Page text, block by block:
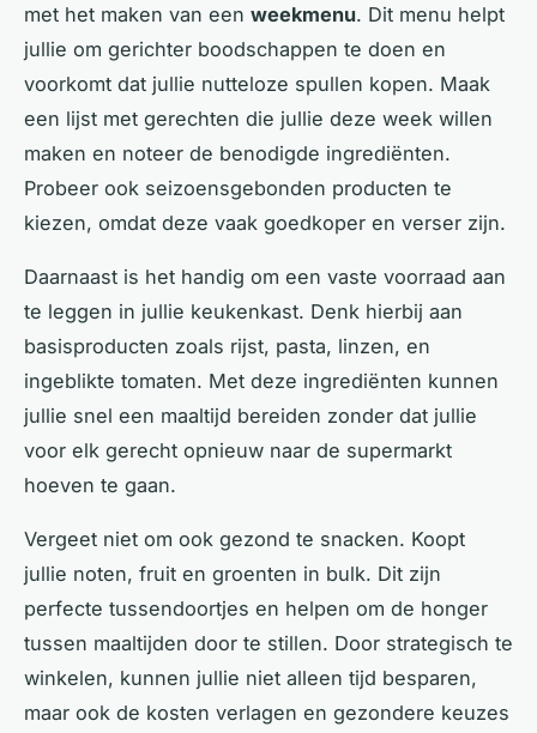
met het maken van een weekmenu. Dit menu helpt
jullie om gerichter boodschappen te doen en
voorkomt dat jullie nutteloze spullen kopen. Maak
een lijst met gerechten die jullie deze week willen
maken en noteer de benodigde ingrediënten.
Probeer ook seizoensgebonden producten te
kiezen, omdat deze vaak goedkoper en verser zijn.
Daarnaast is het handig om een vaste voorraad aan
te leggen in jullie keukenkast. Denk hierbij aan
basisproducten zoals rijst, pasta, linzen, en
ingeblikte tomaten. Met deze ingrediënten kunnen
jullie snel een maaltijd bereiden zonder dat jullie
voor elk gerecht opnieuw naar de supermarkt
hoeven te gaan.
Vergeet niet om ook gezond te snacken. Koopt
jullie noten, fruit en groenten in bulk. Dit zijn
perfecte tussendoortjes en helpen om de honger
tussen maaltijden door te stillen. Door strategisch te
winkelen, kunnen jullie niet alleen tijd besparen,
maar ook de kosten verlagen en gezondere keuzes